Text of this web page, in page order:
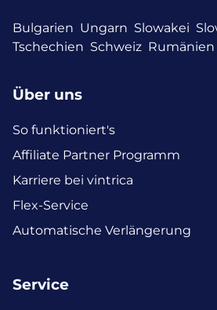
Bulgarien Ungarn Slowakei
Tschechien Schweiz Rumänien
Über uns
So funktioniert's
Affiliate Partner Programm
Karriere bei vintrica
Flex-Service
Automatische Verlängerung
Service